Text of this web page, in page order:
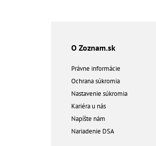
O Zoznam.sk
Právne informácie
Ochrana súkromia
Nastavenie súkromia
Kariéra u nás
Napíšte nám
Nariadenie DSA